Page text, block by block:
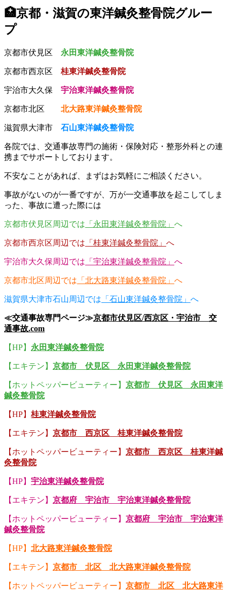
🏥京都・滋賀の東洋鍼灸整骨院グルー
プ
京都市伏見区 永田東洋鍼灸整骨院
京都市西京区 桂東洋鍼灸整骨院
宇治市大久保 宇治東洋鍼灸整骨院
京都市北区 北大路東洋鍼灸整骨院
滋賀県大津市 石山東洋鍼灸整骨院
各院では、交通事故専門の施術・保険対応・整形外科との連
携までサポートしております。
不安なことがあれば、まずはお気軽にご相談ください。
事故がないのが一番ですが、万が一交通事故を起こしてしま
った、事故に遭った際には
京都市伏見区周辺では 「永田東洋鍼灸整骨院」 へ
京都市西京区周辺では 「桂東洋鍼灸整骨院」 へ
宇治市大久保周辺では 「宇治東洋鍼灸整骨院」 へ
京都市北区周辺では 「北大路東洋鍼灸整骨院」 へ
滋賀県大津市石山周辺では 「石山東洋鍼灸整骨院」 へ
≪交通事故専門ページ≫京都市伏見区/西京区・宇治市 交
通事故.com
【HP】 永田東洋鍼灸整骨院
【エキテン】 京都市 伏見区 永田東洋鍼灸整骨院
【ホットペッパービューティー】 京都市 伏見区 永田東洋
鍼灸整骨院
【HP】 桂東洋鍼灸整骨院
【エキテン】 京都市 西京区 桂東洋鍼灸整骨院
【ホットペッパービューティー】 京都市 西京区 桂東洋鍼
灸整骨院
【HP】 宇治東洋鍼灸整骨院
【エキテン】 京都府 宇治市 宇治東洋鍼灸整骨院
【ホットペッパービューティー】 京都府 宇治市 宇治東洋
鍼灸整骨院
【HP】 北大路東洋鍼灸整骨院
【エキテン】 京都市 北区 北大路東洋鍼灸整骨院
【ホットペッパービューティー】 京都市 北区 北大路東洋